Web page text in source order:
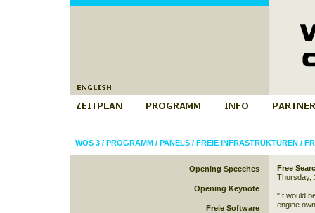
WOS 3/ PROGRAMM/ PANELS/ FREIE INFRASTRUKTUREN/
Opening Speeches
Opening Keynote
Freie Software
Free
Thursday,
"It would
engine